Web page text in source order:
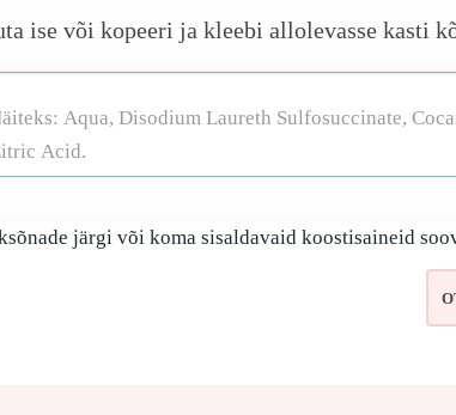
ise või kopeeri ja kleebi allolevasse kasti
järgi või koma sisaldavaid koostisaineid